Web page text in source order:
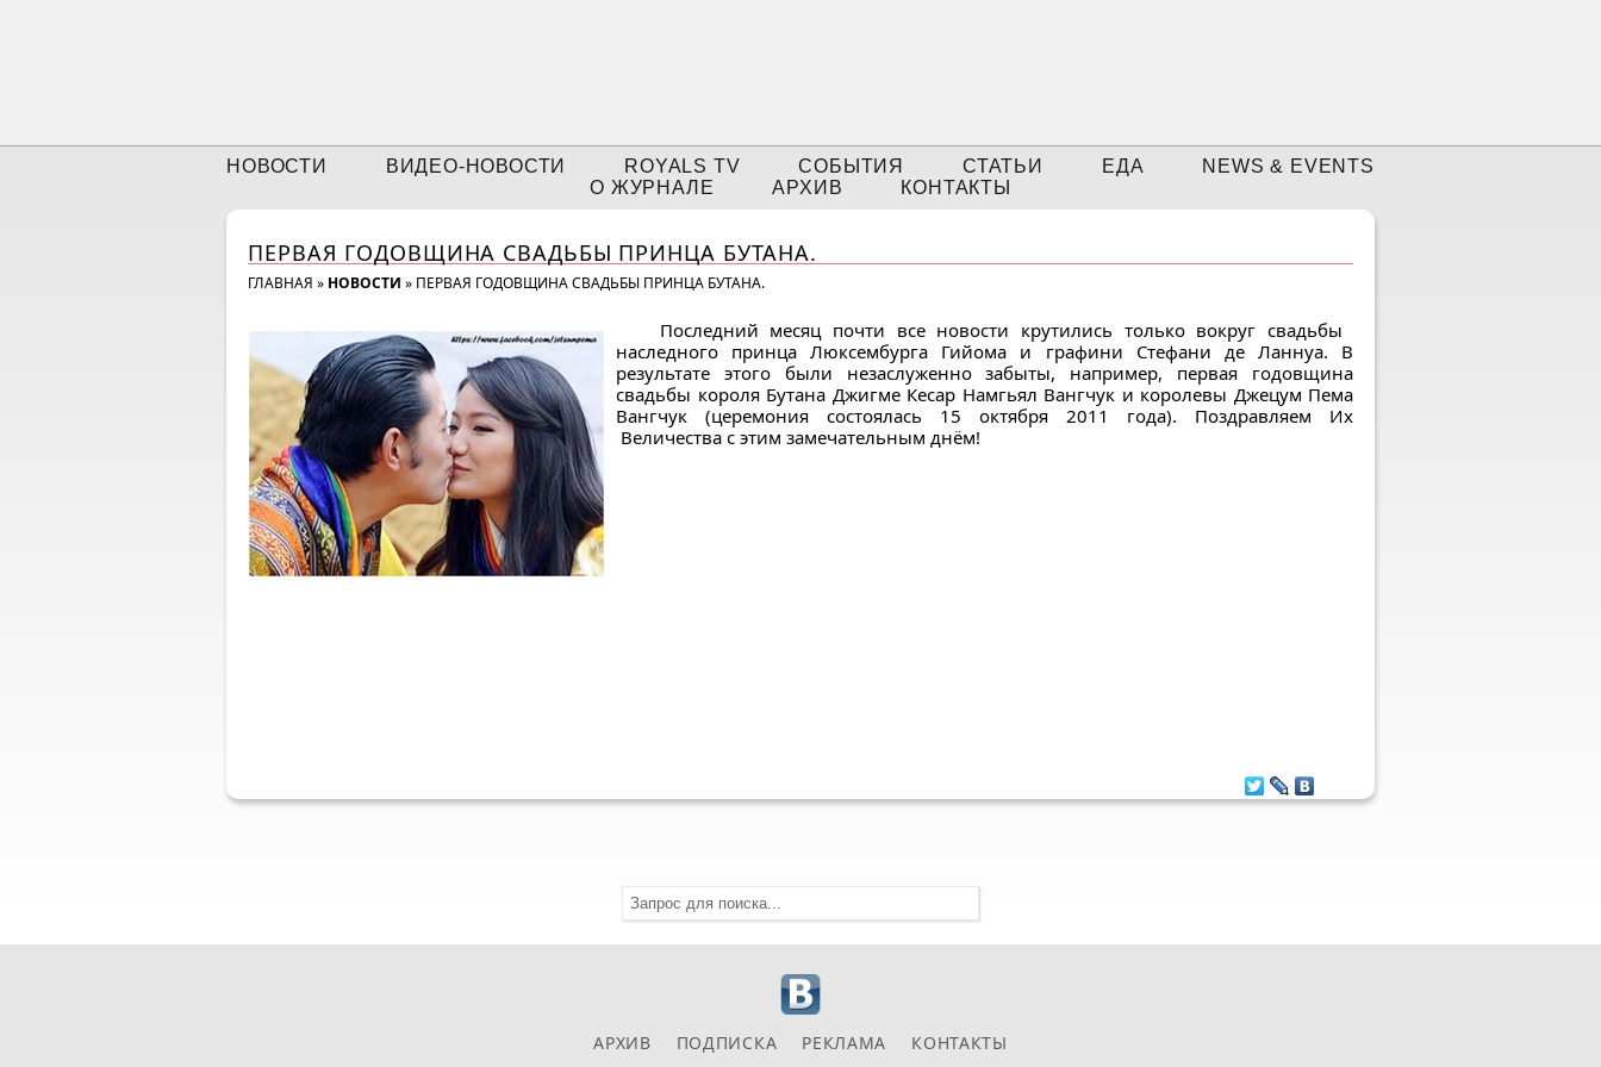
НОВОСТИ ВИДЕО-НОВОСТИ ROYALS TV СОБЫТИЯ СТАТЬИ ЕДА
NEWS & EVENTS
О ЖУРНАЛЕ
АРХИВ КОНТАКТЫ
ПЕРВАЯ ГОДОВЩИНА СВАДЬБЫ ПРИНЦА БУТАНА.
ГЛАВНАЯ » НОВОСТИ » ПЕРВАЯ ГОДОВЩИНА СВАДЬБЫ ПРИНЦА БУТАНА.
Последний месяц почти все новости крутились только вокруг свадьбы
наследного принца Люксембурга Гийома и графини Стефани де Ланнуа. В
результате этого были незаслуженно забыты, например, первая годовщина
свадьбы короля Бутана Джигме Кесар Намгьял Вангчук и королевы Джецум Пема
Вангчук (церемония состоялась 15 октября 2011 года). Поздравляем Их
Величества с этим замечательным днём!
АРХИВ ПОДПИСКА РЕКЛАМА КОНТАКТЫ